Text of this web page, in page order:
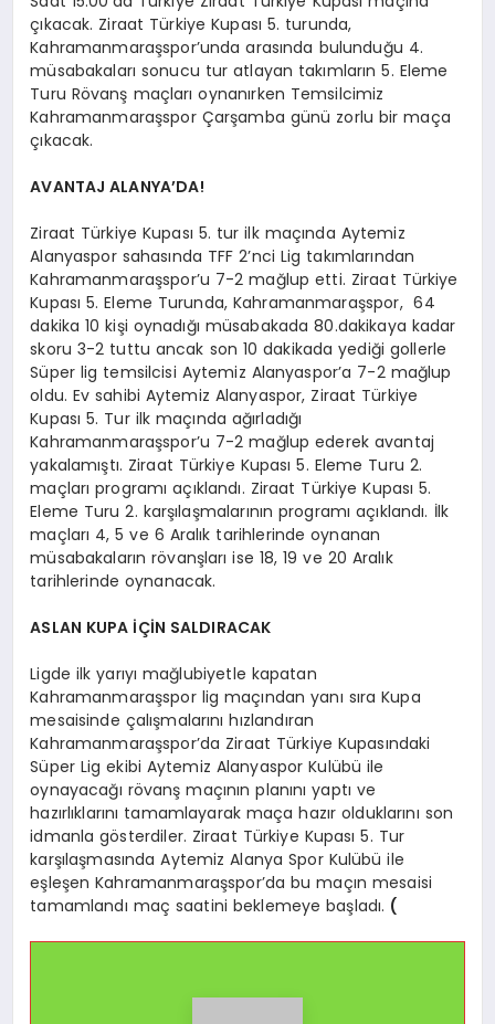
çıkacak. Ziraat Türkiye Kupası 5. turunda,
Kahramanmaraşspor’unda arasında bulunduğu 4.
müsabakaları sonucu tur atlayan takımların 5. Eleme
Turu Rövanş maçları oynanırken Temsilcimiz
Kahramanmaraşspor Çarşamba günü zorlu bir maça
çıkacak.
AVANTAJ ALANYA’DA!
Ziraat Türkiye Kupası 5. tur ilk maçında Aytemiz
Alanyaspor sahasında TFF 2’nci Lig takımlarından
Kahramanmaraşspor’u 7-2 mağlup etti. Ziraat Türkiye
Kupası 5. Eleme Turunda, Kahramanmaraşspor, 64
dakika 10 kişi oynadığı müsabakada 80.dakikaya kadar
skoru 3-2 tuttu ancak son 10 dakikada yediği gollerle
Süper lig temsilcisi Aytemiz Alanyaspor’a 7-2 mağlup
oldu. Ev sahibi Aytemiz Alanyaspor, Ziraat Türkiye
Kupası 5. Tur ilk maçında ağırladığı
Kahramanmaraşspor’u 7-2 mağlup ederek avantaj
yakalamıştı. Ziraat Türkiye Kupası 5. Eleme Turu 2.
maçları programı açıklandı. Ziraat Türkiye Kupası 5.
Eleme Turu 2. karşılaşmalarının programı açıklandı. İlk
maçları 4, 5 ve 6 Aralık tarihlerinde oynanan
müsabakaların rövanşları ise 18, 19 ve 20 Aralık
tarihlerinde oynanacak.
ASLAN KUPA İÇİN SALDIRACAK
Ligde ilk yarıyı mağlubiyetle kapatan
Kahramanmaraşspor lig maçından yanı sıra Kupa
mesaisinde çalışmalarını hızlandıran
Kahramanmaraşspor’da Ziraat Türkiye Kupasındaki
Süper Lig ekibi Aytemiz Alanyaspor Kulübü ile
oynayacağı rövanş maçının planını yaptı ve
hazırlıklarını tamamlayarak maça hazır olduklarını son
idmanla gösterdiler. Ziraat Türkiye Kupası 5. Tur
karşılaşmasında Aytemiz Alanya Spor Kulübü ile
eşleşen Kahramanmaraşspor’da bu maçın mesaisi
tamamlandı maç saatini beklemeye başladı. (